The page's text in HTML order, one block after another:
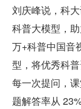
刘庆峰说，科
科普大模型，
万+科普中国音
型，将优秀科
每一次提问，
题解答率从